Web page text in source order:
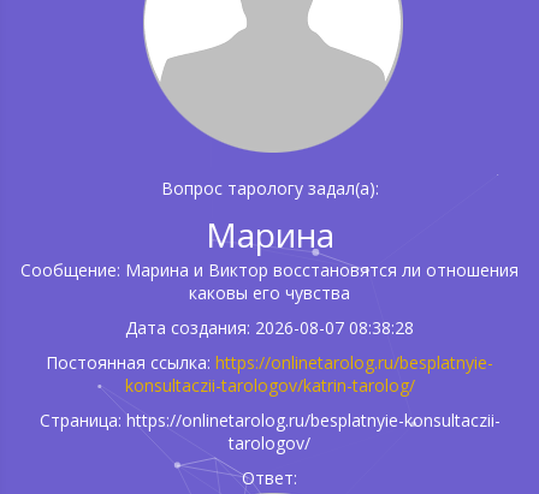
Вопрос тарологу задал(а):
Марина
Сообщение: Марина и Виктор восстановятся ли отношения
каковы его чувства
Дата создания: 2026-08-07 08:38:28
Постоянная ссылка: https://onlinetarolog.ru/besplatnyie-
konsultaczii-tarologov/katrin-tarolog/
Страница: https://onlinetarolog.ru/besplatnyie-konsultaczii-
tarologov/
Ответ: